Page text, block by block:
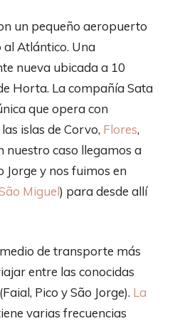
un pequeño aeropuerto
al Atlántico. Una
nueva ubicada a 10
Horta. La compañía Sata
que opera con
islas de Corvo, Flores,
nuestro caso llegamos a
Jorge y nos fuimos en
Miguel) para desde allí
de transporte más
entre las conocidas
Pico y São Jorge). La
varias frecuencias